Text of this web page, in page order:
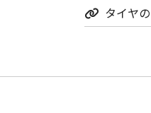
タイヤ